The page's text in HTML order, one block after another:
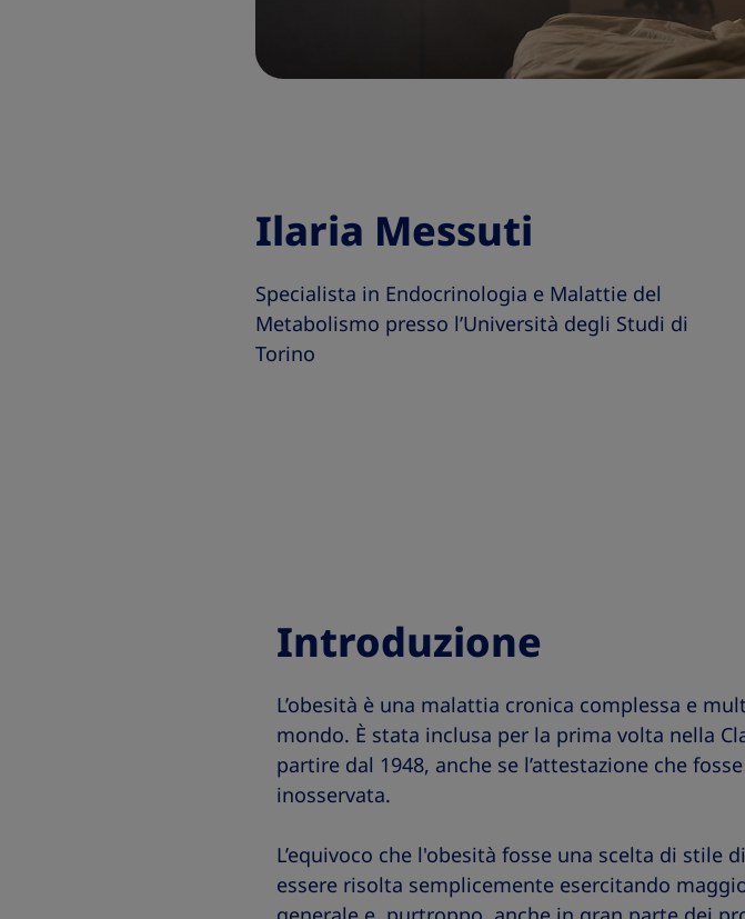
Ilaria Messuti
Specialista in Endocrinologia e Malattie del
Metabolismo presso l’Università degli Studi di
Torino
Introduzione
L’obesità è una malattia cronica complessa e
mondo. È stata inclusa per la prima volta nella
partire dal 1948, anche se l’attestazione che
inosservata.
L’equivoco che l'obesità fosse una scelta di
essere risolta semplicemente esercitando